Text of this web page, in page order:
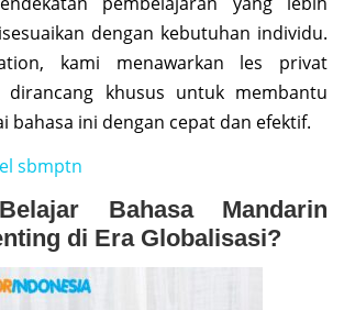
dengan kebutuhan individu.
kami menawarkan les privat
dirancang khusus untuk membantu
bahasa ini dengan cepat dan efektif.
sbmptn
Bahasa Mandarin
di Era Globalisasi?